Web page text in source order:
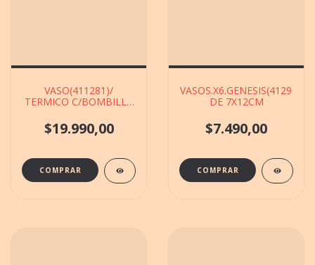
VASO(411281)/
TERMICO C/BOMBILLA
$19.990,00
DE 7X12CM
$7.490,00